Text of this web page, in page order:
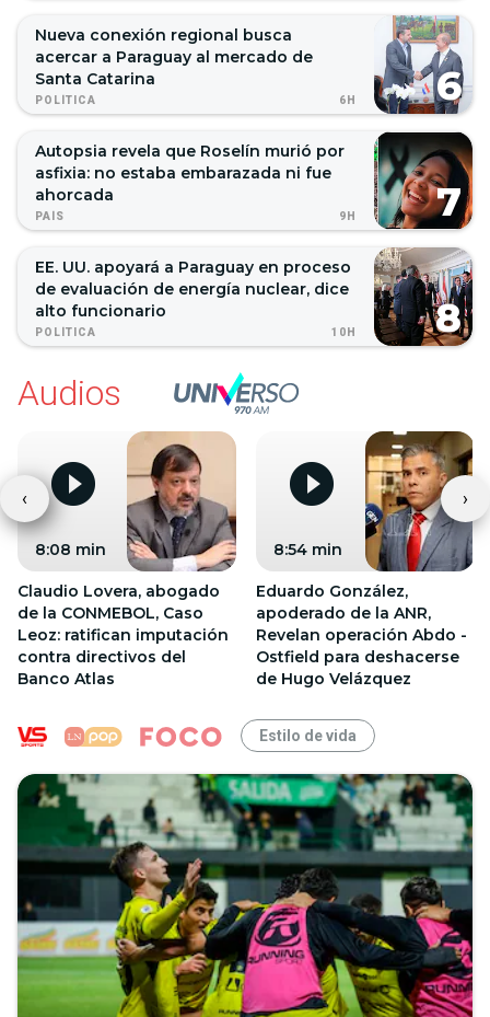
Nueva conexión regional busca
acercar a Paraguay al mercado de
Santa Catarina
POLÍTICA 6H
Autopsia revela que Roselín murió por
asfixia: no estaba embarazada ni fue
ahorcada
PAÍS 9H
EE. UU. apoyará a Paraguay en proceso
de evaluación de energía nuclear, dice
alto funcionario
POLÍTICA 10H
Audios
‹ ›
8:08 min
Claudio Lovera, abogado
de la CONMEBOL, Caso
Leoz: ratifican imputación
contra directivos del
Banco Atlas
8:54 min
Eduardo González,
apoderado de la ANR,
Revelan operación Abdo -
Ostfield para deshacerse
de Hugo Velázquez
Estilo de vida